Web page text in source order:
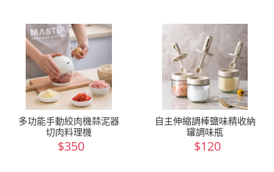
多功能手動絞肉機蒜泥器
切肉料理機
$350
自主伸縮調棒鹽味精收納
罐調味瓶
$120